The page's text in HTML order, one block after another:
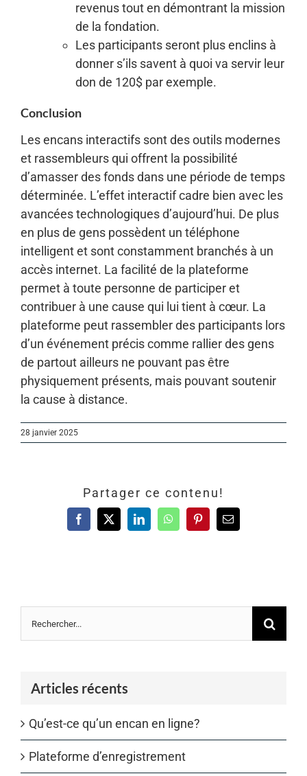
revenus tout en démontrant la mission
de la fondation.
Les participants seront plus enclins à
donner s’ils savent à quoi va servir leur
don de 120$ par exemple.
Conclusion
Les encans interactifs sont des outils modernes
et rassembleurs qui offrent la possibilité
d’amasser des fonds dans une période de temps
déterminée. L’effet interactif cadre bien avec les
avancées technologiques d’aujourd’hui. De plus
en plus de gens possèdent un téléphone
intelligent et sont constamment branchés à un
accès internet. La facilité de la plateforme
permet à toute personne de participer et
contribuer à une cause qui lui tient à cœur. La
plateforme peut rassembler des participants lors
d’un événement précis comme rallier des gens
de partout ailleurs ne pouvant pas être
physiquement présents, mais pouvant soutenir
la cause à distance.
28 janvier 2025
Partager ce contenu!
Facebook
X LinkedInWhatsAppPinterestEmail
Articles récents
Qu’est-ce qu’un encan en ligne?
Plateforme d’enregistrement